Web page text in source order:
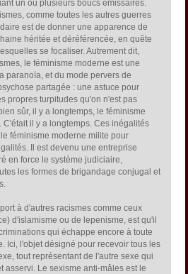
un ou plusieurs boucs émissaires.
comme toutes les autres guerres
est de donner une apparence de
héritée et déréférencée, en quête
se focaliser. Autrement dit,
le féminisme moderne est une
paranoïa, et du mode pervers de
partagée : une astuce pour
propres turpitudes qu'on n'est pas
sûr, il y a longtemps, le féminisme
C'était il y a longtemps. Ces inégalités
féminisme moderne milite pour
Il est devenu une entreprise
en force le système judiciaire,
les formes de brigandage conjugal et
à d'autres racismes comme ceux
d'islamisme ou de lepenisme, est qu'il
qui échappe encore à toute
Ici, l'objet désigné pour recevoir tous les
tout représentant de l'autre sexe qui
asservi. Le sexisme anti-mâles est le